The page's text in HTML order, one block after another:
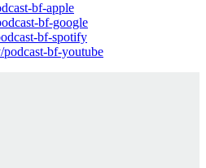
bf-apple
bf-google
bf-spotify
bf-youtube